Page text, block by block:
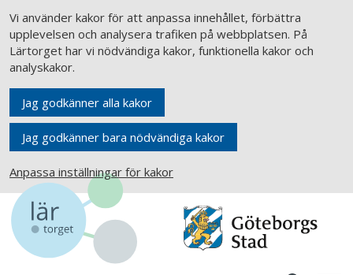
Vi använder kakor för att anpassa innehållet, förbättra
upplevelsen och analysera trafiken på webbplatsen. På
Lärtorget har vi nödvändiga kakor, funktionella kakor och
analyskakor.
Jag godkänner alla kakor
Jag godkänner bara nödvändiga kakor
Anpassa inställningar för kakor